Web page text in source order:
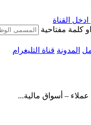
ادخل القناة
كلمة مفتاحية
المدونة قناة التليغرام
– أسواق مالية...